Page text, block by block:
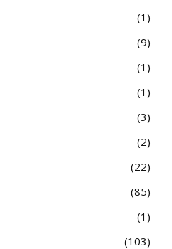
1
9
1
1
3
2
22
85
1
103